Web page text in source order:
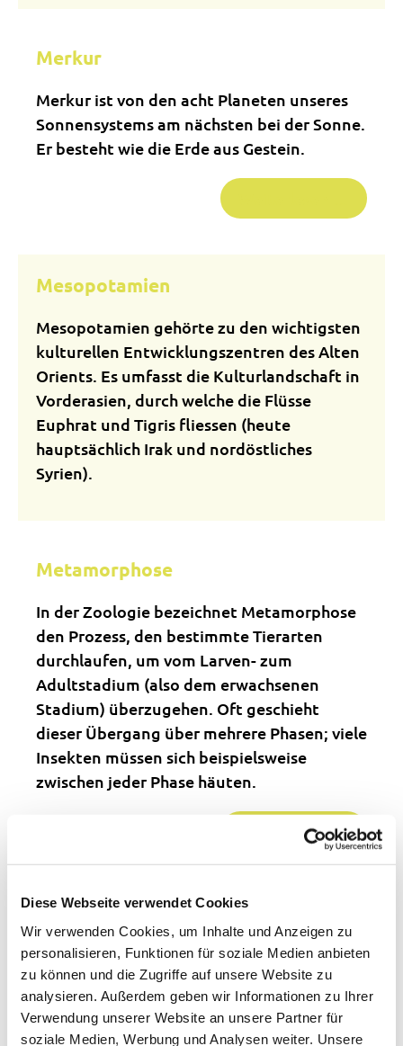
Diese Webseite verwendet Cookies
Wir verwenden Cookies, um Inhalte und Anzeigen zu
personalisieren, Funktionen für soziale Medien anbieten
zu können und die Zugriffe auf unsere Website zu
analysieren. Außerdem geben wir Informationen zu Ihrer
Verwendung unserer Website an unsere Partner für
soziale Medien, Werbung und Analysen weiter. Unsere
Merkur
Merkur ist von den acht Planeten unseres
Sonnensystems am nächsten bei der Sonne.
Er besteht wie die Erde aus Gestein.
Mesopotamien
Mesopotamien gehörte zu den wichtigsten
kulturellen Entwicklungszentren des Alten
Orients. Es umfasst die Kulturlandschaft in
Vorderasien, durch welche die Flüsse
Euphrat und Tigris fliessen (heute
hauptsächlich Irak und nordöstliches
Syrien).
Metamorphose
In der Zoologie bezeichnet Metamorphose
den Prozess, den bestimmte Tierarten
durchlaufen, um vom Larven- zum
Adultstadium (also dem erwachsenen
Stadium) überzugehen. Oft geschieht
dieser Übergang über mehrere Phasen; viele
Insekten müssen sich beispielsweise
zwischen jeder Phase häuten.
Weiterlesen …
Mikroskopisch kleine Lebewesen (z.B.
Bakterien, Algen und eine Vielzahl von
Pilzen).